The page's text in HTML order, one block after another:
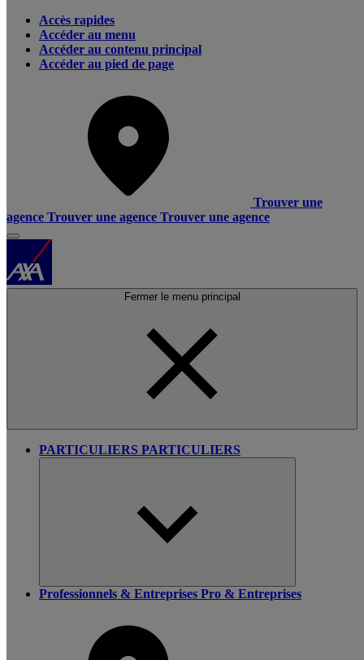
Accès rapides
Accéder au menu
Accéder au contenu principal
Accéder au pied de page
Trouver une
agence Trouver une agence Trouver une agence
Fermer le menu principal
PARTICULIERS PARTICULIERS
Professionnels & Entreprises Pro & Entreprises